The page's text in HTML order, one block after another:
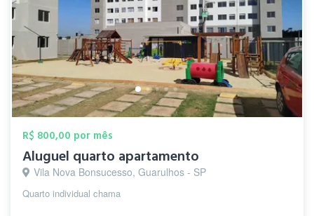
R$ 800,00 por mês
Aluguel quarto apartamento
Vila Nova Bonsucesso, Guarulhos - SP
Quarto individual chama